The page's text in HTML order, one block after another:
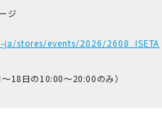
ジ
stores/events/2026/2608_ISETA
18日の1​0:00～2​0:00のみ）